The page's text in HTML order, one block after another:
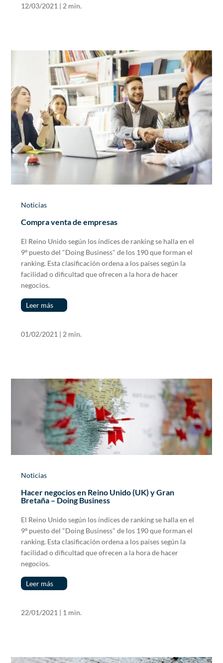
12/03/2021 | 2 min.
Noticias
Compra venta de empresas
El Reino Unido según los índices de ranking se halla en el
9º puesto del "Doing Business" de los 190 que forman el
ranking. Esta clasificación ordena a los países según la
facilidad o dificultad que ofrecen a la hora de hacer
negocios.
Leer más
01/02/2021 | 2 min.
Noticias
Hacer negocios en Reino Unido (UK) y Gran
Bretaña – Doing Business
El Reino Unido según los índices de ranking se halla en el
9º puesto del "Doing Business" de los 190 que forman el
ranking. Esta clasificación ordena a los países según la
facilidad o dificultad que ofrecen a la hora de hacer
negocios.
Leer más
22/01/2021 | 1 min.